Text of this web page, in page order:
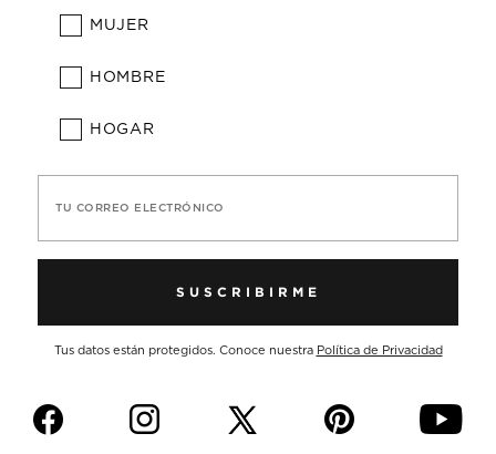
MUJER
HOMBRE
HOGAR
TU CORREO ELECTRÓNICO
SUSCRIBIRME
Tus datos están protegidos. Conoce nuestra Política de Privacidad
f i p y